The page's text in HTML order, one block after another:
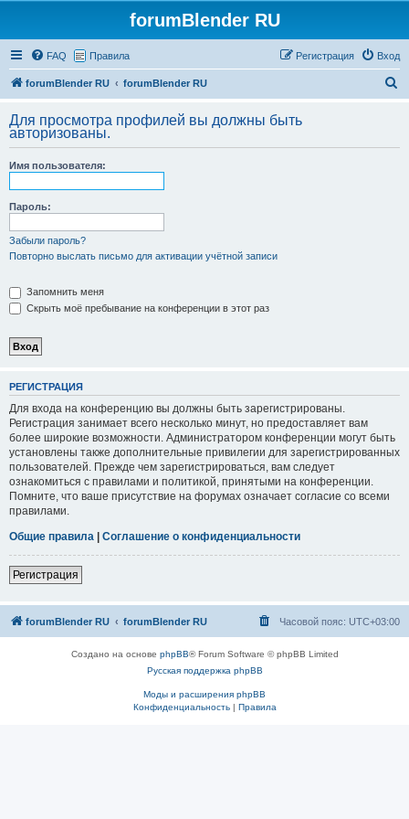
forumBlender RU
FAQ Правила Вход
Регистрация
forumBlender RU forumBlender RU
с
Для просмотра профилей вы должны быть
авторизованы.
Имя пользователя:
Пароль:
Забыли пароль?
Повторно выслать письмо для активации учётной записи
Запомнить меня
Скрыть моё пребывание на конференции в этот раз
РЕГИСТРАЦИЯ
Для входа на конференцию вы должны быть зарегистрированы.
Регистрация занимает всего несколько минут, но предоставляет вам
более широкие возможности. Администратором конференции могут быть
установлены также дополнительные привилегии для зарегистрированных
пользователей. Прежде чем зарегистрироваться, вам следует
ознакомиться с правилами и политикой, принятыми на конференции.
Помните, что ваше присутствие на форумах означает согласие со всеми
правилами.
Общие правила | Соглашение о конфиденциальности
Регистрация
forumBlender RU forumBlender RU Часовой пояс: UTC+03:00
Создано на основе phpBB® Forum Software © phpBB Limited
Русская поддержка phpBB
Моды и расширения phpBB
Конфиденциальность| Правила